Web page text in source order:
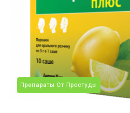
Препараты От Простуды